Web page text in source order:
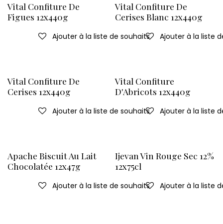
Vital Confiture De
Figues 12x440g
Ajouter à la liste de souhaits
Vital Confiture De
Cerises Blanc 12x440g
Ajouter à la liste
Vital Confiture De
Cerises 12x440g
Ajouter à la liste de souhaits
Vital Confiture
D'Abricots 12x440g
Ajouter à la liste
Apache Biscuit Au Lait
Chocolatée 12x47g
Ajouter à la liste de souhaits
Ijevan Vin Rouge Sec 12%
12x75cl
Ajouter à la liste